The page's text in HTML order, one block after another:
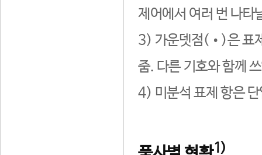
제어에서 여러 번 나타
3) 가운뎃점(•)은 표
줌. 다른 기호와 함께
4) 미분석 표제 항은
1)